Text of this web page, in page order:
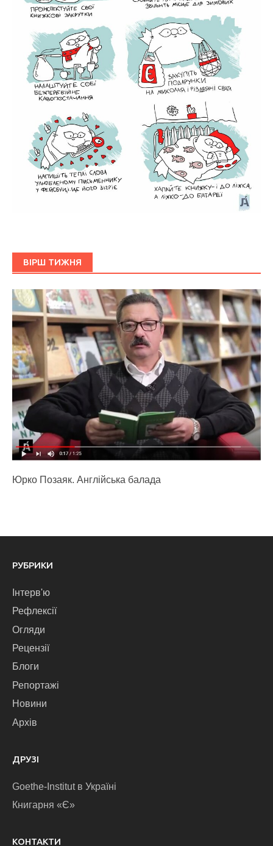
ВІРШ ТИЖНЯ
Юрко Позаяк. Англійська балада
РУБРИКИ
Інтерв'ю
Рефлексії
Огляди
Рецензії
Блоги
Репортажі
Новини
Архів
ДРУЗІ
Goethe-Institut в Україні
Книгарня «Є»
КОНТАКТИ